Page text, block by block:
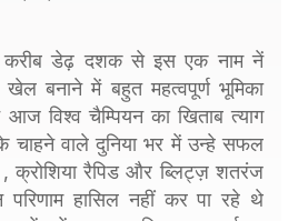
करीब डेढ़ दशक से इस एक नाम नें
बनाने में बहुत महत्वपूर्ण भूमिका
विश्व चैम्पियन का खिताब त्याग
वाले दुनिया भर में उन्हे सफल
क्रोशिया रैपिड और ब्लिट्ज़ शतरंज
हासिल नहीं कर पा रहे थे